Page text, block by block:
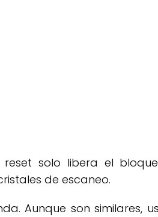
reset solo libera el
de escaneo.
Aunque son similares,